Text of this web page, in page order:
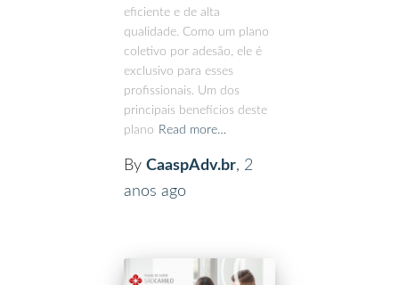
eficiente e de alta
qualidade. Como um plano
coletivo por adesão, ele é
exclusivo para esses
profissionais. Um dos
principais benefícios deste
plano Read more…
By CaaspAdv.br, 2
anos ago